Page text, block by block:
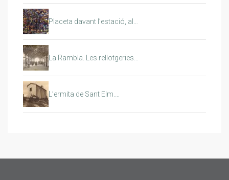
Placeta davant l’estació, al…
La Rambla. Les rellotgeries…
L’ermita de Sant Elm.…